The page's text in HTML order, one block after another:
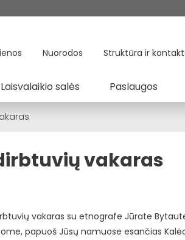
Nuorodos Struktūra ir
Laisvalaikio salės Paslaugos
vakaras
vakaras su etnografe Jūrate
papuoš Jūsų namuose esančias